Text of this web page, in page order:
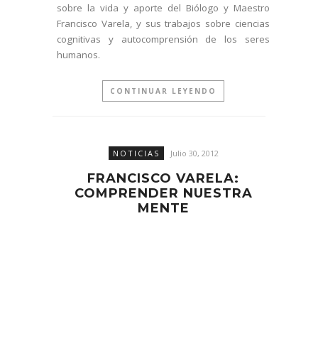
sobre la vida y aporte del Biólogo y Maestro
Francisco Varela, y sus trabajos sobre ciencias
cognitivas y autocomprensión de los seres
humanos.
CONTINUAR LEYENDO
NOTICIAS Julio 30, 2012
FRANCISCO VARELA:
COMPRENDER NUESTRA
MENTE